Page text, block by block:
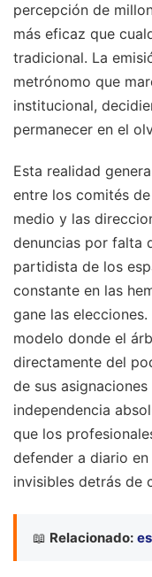
percepción de
más eficaz que
tradicional. La
metrónomo que
institucional,
permanecer en el
Esta realidad
entre los comités
medio y las
denuncias por falta
partidista de los
constante en las
gane las
modelo donde el
directamente del
de sus
independencia
que los
defender a diario
invisibles detrás de
📖 Relacionado: